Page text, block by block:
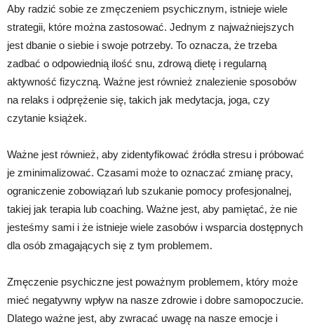
Aby radzić sobie ze zmęczeniem psychicznym, istnieje wiele
strategii, które można zastosować. Jednym z najważniejszych
jest dbanie o siebie i swoje potrzeby. To oznacza, że trzeba
zadbać o odpowiednią ilość snu, zdrową dietę i regularną
aktywność fizyczną. Ważne jest również znalezienie sposobów
na relaks i odprężenie się, takich jak medytacja, joga, czy
czytanie książek.
Ważne jest również, aby zidentyfikować źródła stresu i próbować
je zminimalizować. Czasami może to oznaczać zmianę pracy,
ograniczenie zobowiązań lub szukanie pomocy profesjonalnej,
takiej jak terapia lub coaching. Ważne jest, aby pamiętać, że nie
jesteśmy sami i że istnieje wiele zasobów i wsparcia dostępnych
dla osób zmagających się z tym problemem.
Zmęczenie psychiczne jest poważnym problemem, który może
mieć negatywny wpływ na nasze zdrowie i dobre samopoczucie.
Dlatego ważne jest, aby zwracać uwagę na nasze emocje i